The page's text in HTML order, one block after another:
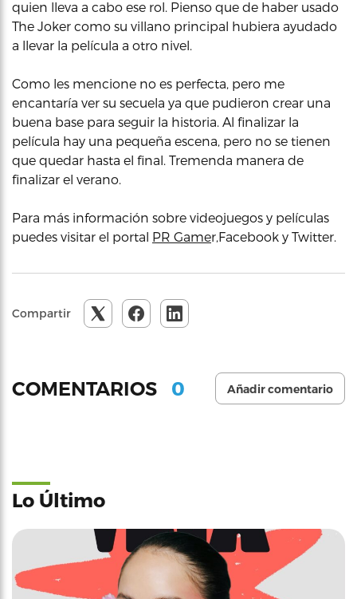
quien lleva a cabo ese rol. Pienso que de haber usado
The Joker como su villano principal hubiera ayudado
a llevar la película a otro nivel.
Como les mencione no es perfecta, pero me
encantaría ver su secuela ya que pudieron crear una
buena base para seguir la historia. Al finalizar la
película hay una pequeña escena, pero no se tienen
que quedar hasta el final. Tremenda manera de
finalizar el verano.
Para más información sobre videojuegos y películas
puedes visitar el portal PR Gamer,Facebook y Twitter.
Compartir
COMENTARIOS 0 Añadir comentario
Lo Último